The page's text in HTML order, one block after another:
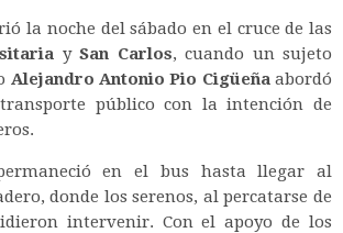
la noche del sábado en el cruce de las
ySan Carlos, cuando un sujeto
Alejandro Antonio Pio Cigüeñaabordó
público con la intención de
en el bus hasta llegar al
donde los serenos, al percatarse de
intervenir. Con el apoyo de los